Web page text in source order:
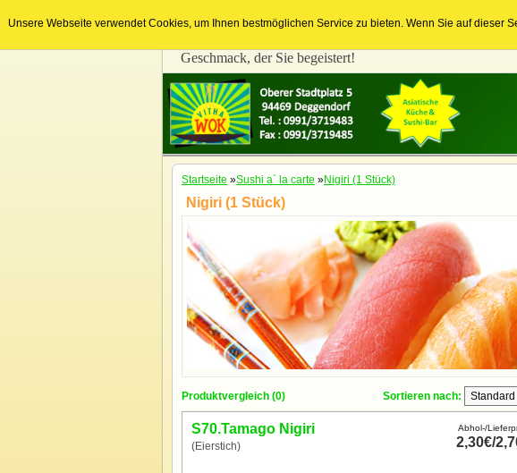
Unsere Webseite verwendet Cookies, um Ihnen bestmöglichen Service zu bieten. Wenn Sie auf dieser
Geschmack, der Sie begeistert!
Startseite »Sushi a` la carte »Nigiri (1 Stück)
Nigiri (1 Stück)
Produktvergleich (0) Sortieren nach:
Abhol-/
2,30€/
S70.Tamago Nigiri
(Eierstich)